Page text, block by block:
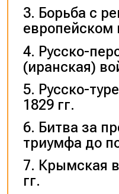
Борьба с
европейском
Русско-
(иранская)
Русско-
1829 гг.
Битва за
триумфа до
Крымская
гг.